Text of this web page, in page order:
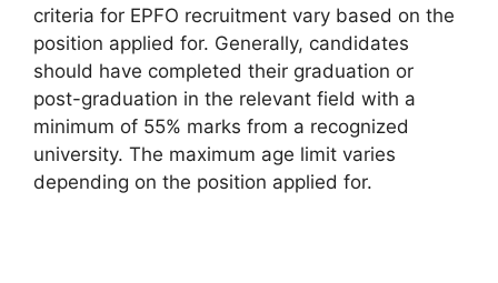
criteria for EPFO recruitment vary based on the
position applied for. Generally, candidates
should have completed their graduation or
post-graduation in the relevant field with a
minimum of 55% marks from a recognized
university. The maximum age limit varies
depending on the position applied for.